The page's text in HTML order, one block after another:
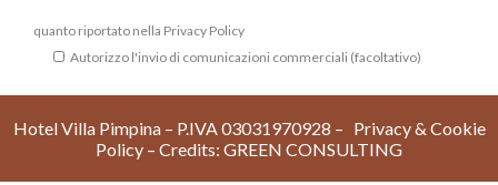
quanto riportato nella Privacy Policy
Autorizzo l'invio di comunicazioni commerciali (facoltativo)
Hotel Villa Pimpina – P.IVA 03031970928 – Privacy & Cookie
Policy – Credits: GREEN CONSULTING